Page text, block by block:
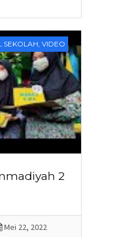
SEKOLAH, VIDEO
2
Mei 22, 2022